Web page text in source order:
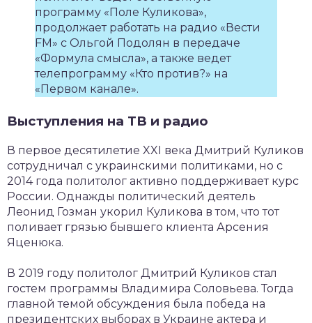
программу «Поле Куликова»,
продолжает работать на радио «Вести
FM» с Ольгой Подолян в передаче
«Формула смысла», а также ведет
телепрограмму «Кто против?» на
«Первом канале».
Выступления на ТВ и радио
В первое десятилетие XXI века Дмитрий Куликов
сотрудничал с украинскими политиками, но с
2014 года политолог активно поддерживает курс
России. Однажды политический деятель
Леонид Гозман укорил Куликова в том, что тот
поливает грязью бывшего клиента Арсения
Яценюка.
В 2019 году политолог Дмитрий Куликов стал
гостем программы Владимира Соловьева. Тогда
главной темой обсуждения была победа на
президентских выборах в Украине актера и